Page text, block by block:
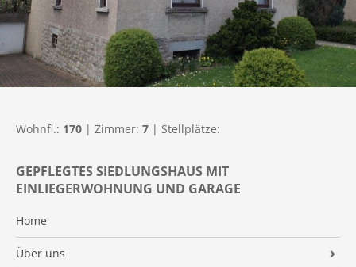
GEPFLEGTES SIEDLUNGSHAUS MIT
EINLIEGERWOHNUNG UND GARAGE
Home
Über uns
Wohnfl.: 170 | Zimmer: 7 | Stellplätze: